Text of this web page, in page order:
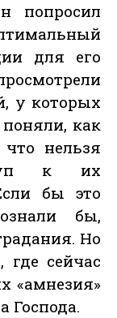
попросил
для его
у которых
как
нельзя
к их
бы это
бы,
Но
сейчас
«амнезия»
Господа.